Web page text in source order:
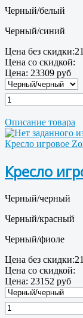
Черный/белый
Черный/синий
Цена без скидки:
Цена со скидкой:
Цена: 23309 руб
Описание товара
Кресло игровое
Кресло
Черный/черный
Черный/красный
Черный/фиоле
Цена без скидки:
Цена со скидкой:
Цена: 23152 руб